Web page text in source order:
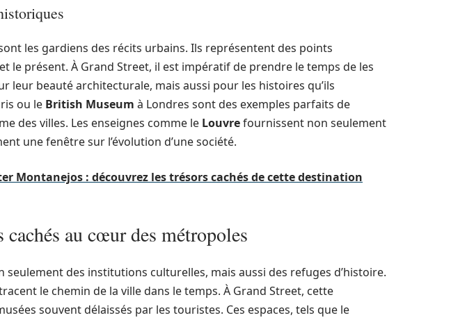
les gardiens des récits urbains. Ils représentent des points
le présent. À Grand Street, il est impératif de prendre le temps de les
leur beauté architecturale, mais aussi pour les histoires qu’ils
ou le British Museum à Londres sont des exemples parfaits de
des villes. Les enseignes comme le Louvrefournissent non seulement
une fenêtre sur l’évolution d’une société.
Montanejos : découvrez les trésors cachés de cette destination
cachés au cœur des métropoles
seulement des institutions culturelles, mais aussi des refuges d’histoire.
le chemin de la ville dans le temps. À Grand Street, cette
souvent délaissés par les touristes. Ces espaces, tels que le